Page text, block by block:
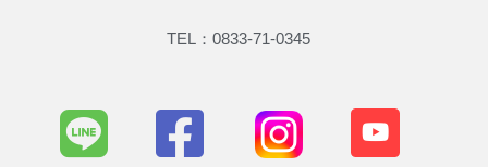
TEL：0833-71-0345